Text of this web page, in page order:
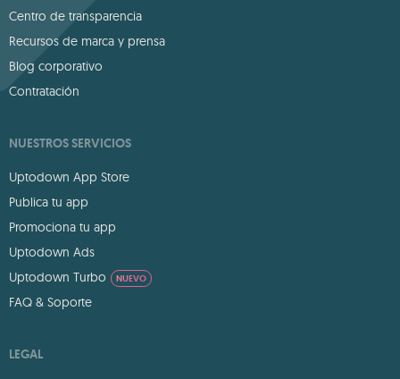
Centro de transparencia
Recursos de marca y prensa
Blog corporativo
Contratación
NUESTROS SERVICIOS
Uptodown App Store
Publica tu app
Promociona tu app
Uptodown Ads
Uptodown Turbo
NUEVO
FAQ & Soporte
LEGAL